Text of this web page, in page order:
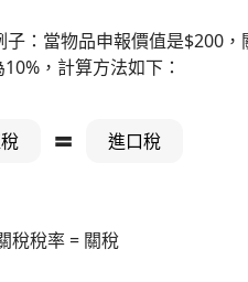
：當物品申報價值是$200，
，計算方法如下：
= 進口稅
稅稅率 = 關稅